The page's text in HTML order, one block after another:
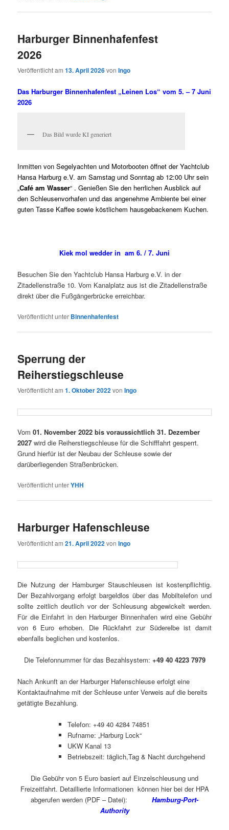
Harburger Binnenhafenfest
2026
Veröffentlicht am13. April 2026vonIngo
Das Harburger Binnenhafenfest „Leinen Los“ vom 5. – 7 Juni
2026
Das Bild wurde KI generiert
Inmitten von Segelyachten und Motorbooten öffnet der Yachtclub
Hansa Harburg e.V. am Samstag und Sonntag ab 12:00 Uhr sein
„Café am Wasser“ . Genießen Sie den herrlichen Ausblick auf
den Schleusenvorhafen und das angenehme Ambiente bei einer
guten Tasse Kaffee sowie köstlichem hausgebackenem Kuchen.
Kiek mol wedder in am 6. / 7. Juni
Besuchen Sie den Yachtclub Hansa Harburg e.V. in der
Zitadellenstraße 10. Vom Kanalplatz aus ist die Zitadellenstraße
direkt über die Fußgängerbrücke erreichbar.
Veröffentlicht unter Binnenhafenfest
Sperrung der
Reiherstiegschleuse
Veröffentlicht am1. Oktober 2022vonIngo
Vom01. November 2022 bis voraussichtlich 31. Dezember
2027 wird die Reiherstiegschleuse für die Schifffahrt gesperrt.
Grund hierfür ist der Neubau der Schleuse sowie der
darüberliegenden Straßenbrücken.
Veröffentlicht unterYHH
Harburger Hafenschleuse
Veröffentlicht am21. April 2022vonIngo
Die Nutzung der Hamburger Stauschleusen ist kostenpflichtig.
Der Bezahlvorgang erfolgt bargeldlos über das Mobiltelefon und
sollte zeitlich deutlich vor der Schleusung abgewickelt werden.
Für die Einfahrt in den Harburger Binnenhafen wird eine Gebühr
von 6 Euro erhoben. Die Rückfahrt zur Süderelbe ist damit
ebenfalls beglichen und kostenlos.
Die Telefonnummer für das Bezahlsystem: +49 40 4223 7979
Nach Ankunft an der Harburger Hafenschleuse erfolgt eine
Kontaktaufnahme mit der Schleuse unter Verweis auf die bereits
getätigte Bezahlung.
Telefon: +49 40 4284 74851
Rufname: „Harburg Lock“
UKW Kanal 13
Betriebszeit: täglich,Tag & Nacht durchgehend
Die Gebühr von 5 Euro basiert auf Einzelschleusung und
Freizeitfahrt. Detaillierte Informationen können hier bei der HPA
abgerufen werden (PDF – Datei):
Hamburg-Port-
Authority